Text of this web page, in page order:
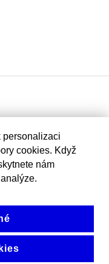
personalizaci
cookies. Když
nám